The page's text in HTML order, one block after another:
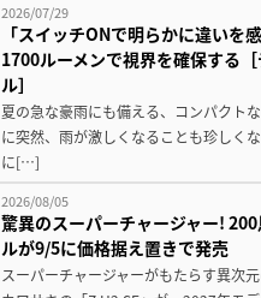
2026/07/29
「スイッチONで明らかに違い
1700ルーメンで視界を確保する
ル］
夏の急な豪雨にも備える、コンパクト
に突然、雨が激しくなることも珍しく
に[…]
2026/08/05
驚異のスーパーチャージャー!
ルが9/5に価格据え置きで発売
スーパーチャージャーがもたらす異次